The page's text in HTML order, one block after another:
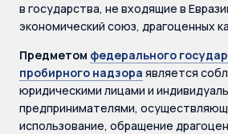
в государства, не входящие в
экономический союз, драгоценных
Предметом федерального
пробирного надзора является
юридическими лицами и
предпринимателями,
использование, обращение